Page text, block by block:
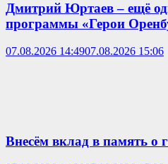
Дмитрий Юртаев – ещё
программы «Герои
07.08.2026 14:4907.08.2026 15:06
Внесём вклад в память о